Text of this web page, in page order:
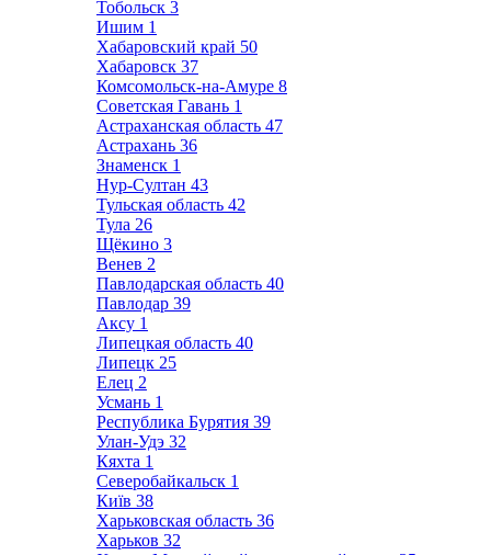
Тобольск 3
Ишим 1
Хабаровский край 50
Хабаровск 37
Комсомольск-на-Амуре 8
Советская Гавань 1
Астраханская область 47
Астрахань 36
Знаменск 1
Нур-Султан 43
Тульская область 42
Тула 26
Щёкино 3
Венев 2
Павлодарская область 40
Павлодар 39
Аксу 1
Липецкая область 40
Липецк 25
Елец 2
Усмань 1
Республика Бурятия 39
Улан-Удэ 32
Кяхта 1
Северобайкальск 1
Київ 38
Харьковская область 36
Харьков 32